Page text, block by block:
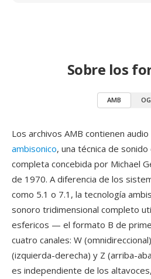
Sobre los
AMB
Los archivos AMB contienen
ambisonico, una técnica de
completa concebida por Michael
de 1970. A diferencia de los
como 5.1 o 7.1, la tecnología
sonoro tridimensional completo
esfericos — el formato B de
cuatro canales: W
(izquierda-derecha) y Z (arriba-
es independiente de los